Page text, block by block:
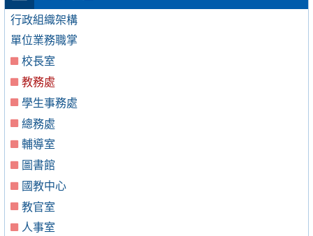
行政組織架構
單位業務職掌
校長室
教務處
學生事務處
總務處
輔導室
圖書館
國教中心
教官室
人事室